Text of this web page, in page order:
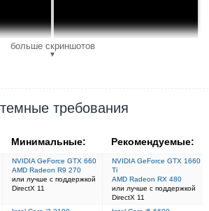
больше скриншотов
▼
требования
Минимальные: Рекомендуемые:
NVIDIA GeForce GTX 660
AMD Radeon R9 270
или лучше с поддержкой
DirectX 11
NVIDIA GeForce GTX 1660
Ti
AMD Radeon RX 480
или лучше с поддержкой
DirectX 11